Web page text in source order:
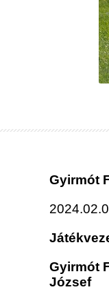
Gyirmót
Gyirmót
József